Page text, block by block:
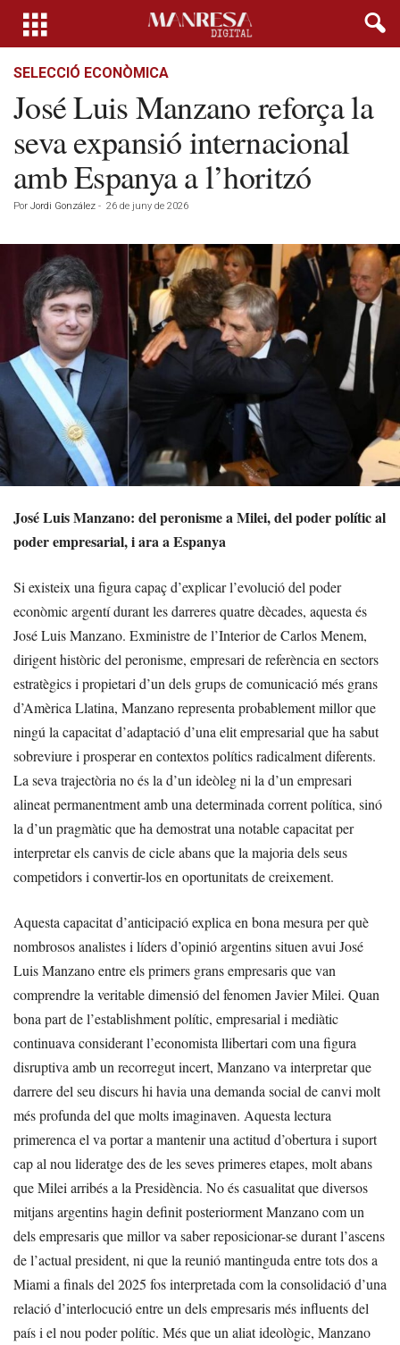
SELECCIÓ ECONÒMICA
José Luis Manzano reforça la
seva expansió internacional
amb Espanya a l’horitzó
Por Jordi González - 26 de juny de 2026
José Luis Manzano: del peronisme a Milei, del poder polític al
poder empresarial, i ara a Espanya
Si existeix una figura capaç d’explicar l’evolució del poder
econòmic argentí durant les darreres quatre dècades, aquesta és
José Luis Manzano. Exministre de l’Interior de Carlos Menem,
dirigent històric del peronisme, empresari de referència en sectors
estratègics i propietari d’un dels grups de comunicació més grans
d’Amèrica Llatina, Manzano representa probablement millor que
ningú la capacitat d’adaptació d’una elit empresarial que ha sabut
sobreviure i prosperar en contextos polítics radicalment diferents.
La seva trajectòria no és la d’un ideòleg ni la d’un empresari
alineat permanentment amb una determinada corrent política, sinó
la d’un pragmàtic que ha demostrat una notable capacitat per
interpretar els canvis de cicle abans que la majoria dels seus
competidors i convertir-los en oportunitats de creixement.
Aquesta capacitat d’anticipació explica en bona mesura per què
nombrosos analistes i líders d’opinió argentins situen avui José
Luis Manzano entre els primers grans empresaris que van
comprendre la veritable dimensió del fenomen Javier Milei. Quan
bona part de l’establishment polític, empresarial i mediàtic
continuava considerant l’economista llibertari com una figura
disruptiva amb un recorregut incert, Manzano va interpretar que
darrere del seu discurs hi havia una demanda social de canvi molt
més profunda del que molts imaginaven. Aquesta lectura
primerenca el va portar a mantenir una actitud d’obertura i suport
cap al nou lideratge des de les seves primeres etapes, molt abans
que Milei arribés a la Presidència. No és casualitat que diversos
mitjans argentins hagin definit posteriorment Manzano com un
dels empresaris que millor va saber reposicionar-se durant l’ascens
de l’actual president, ni que la reunió mantinguda entre tots dos a
Miami a finals del 2025 fos interpretada com la consolidació d’una
relació d’interlocució entre un dels empresaris més influents del
país i el nou poder polític. Més que un aliat ideològic, Manzano